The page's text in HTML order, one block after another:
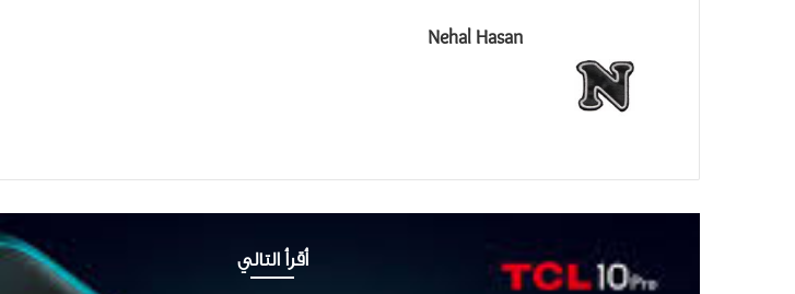
Nehal Hasan
أقرأ التالي